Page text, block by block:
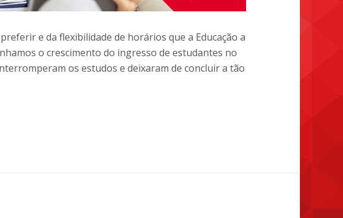
e da flexibilidade de horários que a Educação a
o crescimento do ingresso de estudantes no
os estudos e deixaram de concluir a tão